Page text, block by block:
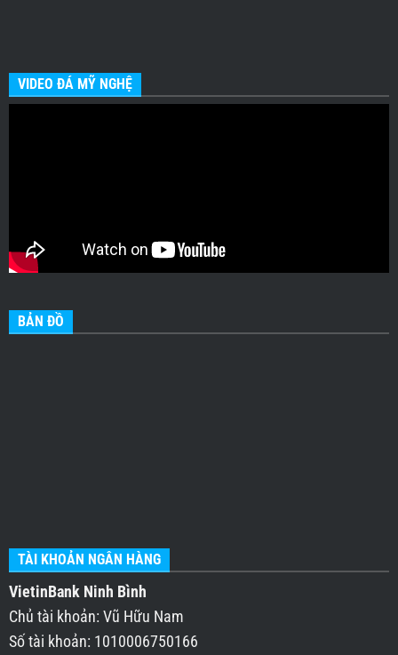
VIDEO ĐÁ MỸ NGHỆ
BẢN ĐỒ
TÀI KHOẢN NGÂN HÀNG
VietinBank Ninh Bình
Chủ tài khoản: Vũ Hữu Nam
Số tài khoản: 1010006750166